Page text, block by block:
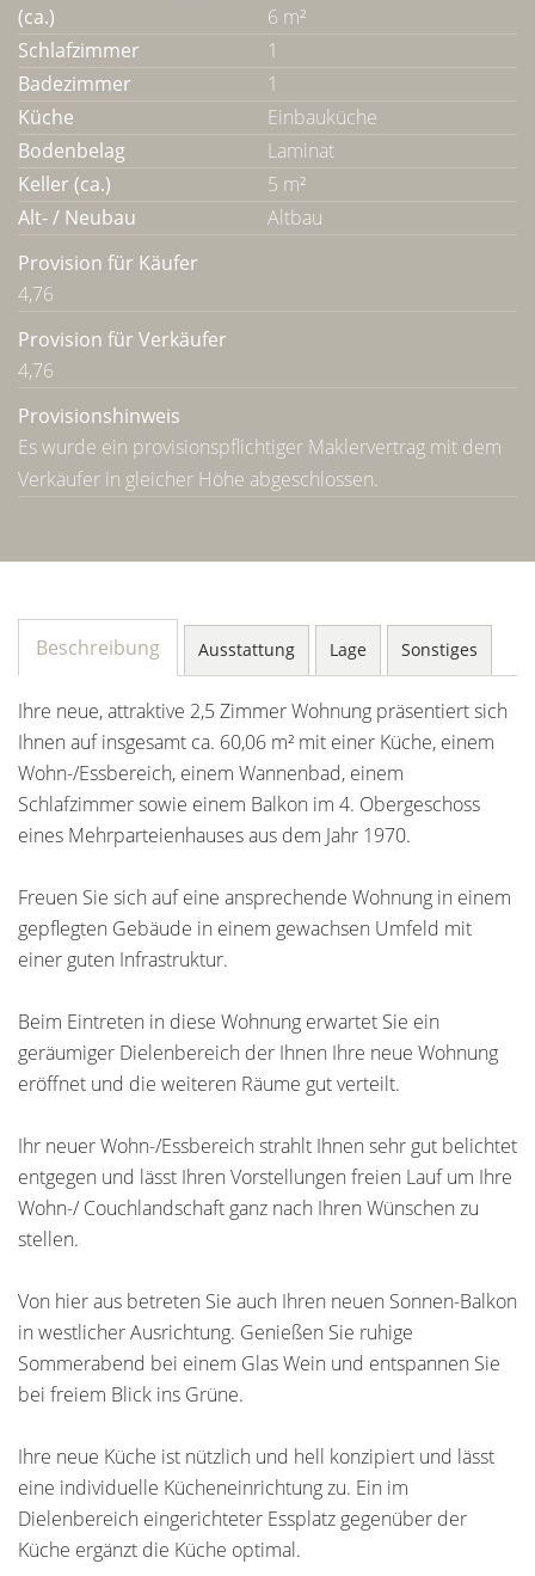
(ca.)
6 m²
Schlafzimmer
1
Badezimmer
1
Küche
Einbauküche
Bodenbelag
Laminat
Keller (ca.)
5 m²
Alt- / Neubau
Altbau
Provision für Käufer
4,76
Provision für Verkäufer
4,76
Provisionshinweis
Es wurde ein provisionspflichtiger Maklervertrag mit dem
Verkäufer in gleicher Höhe abgeschlossen.
Beschreibung Ausstattung Lage Sonstiges
Ihre neue, attraktive 2,5 Zimmer Wohnung präsentiert sich
Ihnen auf insgesamt ca. 60,06 m² mit einer Küche, einem
Wohn-/Essbereich, einem Wannenbad, einem
Schlafzimmer sowie einem Balkon im 4. Obergeschoss
eines Mehrparteienhauses aus dem Jahr 1970.
Freuen Sie sich auf eine ansprechende Wohnung in einem
gepflegten Gebäude in einem gewachsen Umfeld mit
einer guten Infrastruktur.
Beim Eintreten in diese Wohnung erwartet Sie ein
geräumiger Dielenbereich der Ihnen Ihre neue Wohnung
eröffnet und die weiteren Räume gut verteilt.
Ihr neuer Wohn-/Essbereich strahlt Ihnen sehr gut belichtet
entgegen und lässt Ihren Vorstellungen freien Lauf um Ihre
Wohn-/ Couchlandschaft ganz nach Ihren Wünschen zu
stellen.
Von hier aus betreten Sie auch Ihren neuen Sonnen-Balkon
in westlicher Ausrichtung. Genießen Sie ruhige
Sommerabend bei einem Glas Wein und entspannen Sie
bei freiem Blick ins Grüne.
Ihre neue Küche ist nützlich und hell konzipiert und lässt
eine individuelle Kücheneinrichtung zu. Ein im
Dielenbereich eingerichteter Essplatz gegenüber der
Küche ergänzt die Küche optimal.